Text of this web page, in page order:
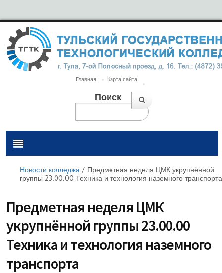
Главная Карта сайта
Поиск
Новости колледжа / Предметная неделя ЦМК укрупнённой
группы 23.00.00 Техника и технология наземного транспорта
Предметная неделя ЦМК
укрупнённой группы 23.00.00
Техника и технология наземного
транспорта